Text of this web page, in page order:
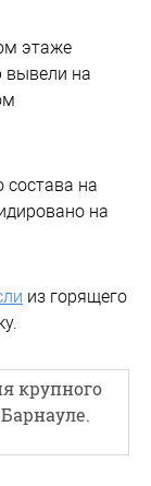
этаже
вывели на
состава на
на
из горящего
крупного